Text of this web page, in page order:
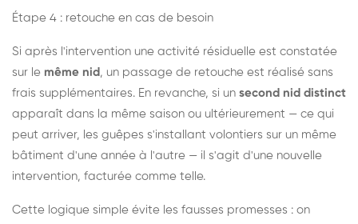
Étape 4 : retouche en cas de besoin
Si après l'intervention une activité résiduelle est constatée
sur le même nid , un passage de retouche est réalisé sans
frais supplémentaires. En revanche, si un second nid distinct
apparaît dans la même saison ou ultérieurement — ce qui
peut arriver, les guêpes s'installant volontiers sur un même
bâtiment d'une année à l'autre — il s'agit d'une nouvelle
intervention, facturée comme telle.
Cette logique simple évite les fausses promesses : on